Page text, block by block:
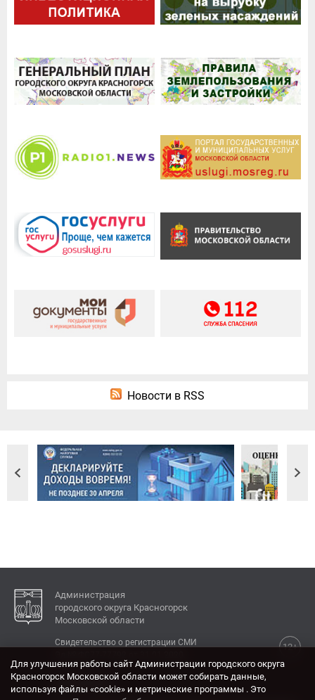
Новости в RSS
Администрация
городского округа Красногорск
Московской области
12+
Свидетельство о регистрации СМИ
КОНТАКТЫ
Для улучшения работы сайт Администрации городского округа
Красногорск Московской области может собирать данные,
используя файлы «cookie» и метрические программы . Это